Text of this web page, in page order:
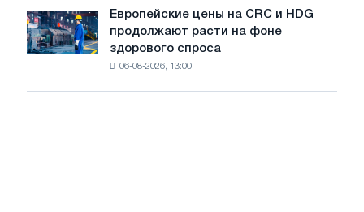
роста
цен
новую
режущую
машину
Европейские
цены
на
Европейские цены на CRC и HDG
продолжают расти на фоне
здорового спроса
06-08-2026, 13:00